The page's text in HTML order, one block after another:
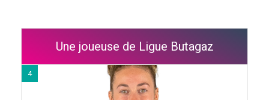
Une joueuse de Ligue Butagaz
4